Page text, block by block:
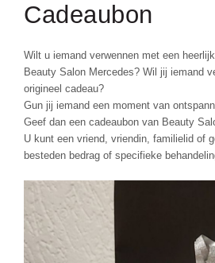
AFSPRAAK MAKEN
Cadeaubon
Wilt u iemand verwennen met een
Beauty Salon Mercedes? Wil jij iemand
origineel cadeau?
Gun jij iemand een moment van
Geef dan een cadeaubon van Beauty
U kunt een vriend, vriendin, familielid of
besteden bedrag of specifieke